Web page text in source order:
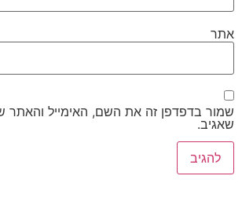
אתר
שמור בדפדפן זה את השם, האימייל והאתר
שאגיב.